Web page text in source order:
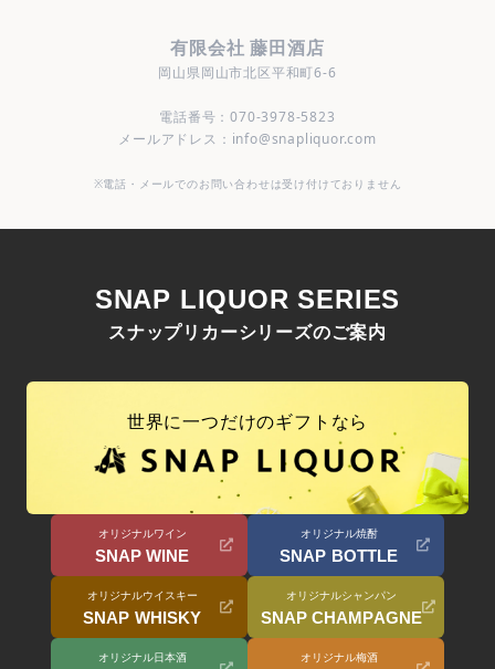
有限会社 藤田酒店
岡山県岡山市北区平和町6-6
電話番号：070-3978-5823
メールアドレス：info@snapliquor.com
※電話・メールでのお問い合わせは受け付けておりません
SNAP LIQUOR SERIES
スナップリカーシリーズのご案内
世界に一つだけのギフトなら
オリジナルワイン
SNAP WINE
オリジナル焼酎
SNAP BOTTLE
オリジナルウイスキー
SNAP WHISKY
オリジナルシャンパン
SNAP CHAMPAGNE
オリジナル日本酒 オリジナル梅酒